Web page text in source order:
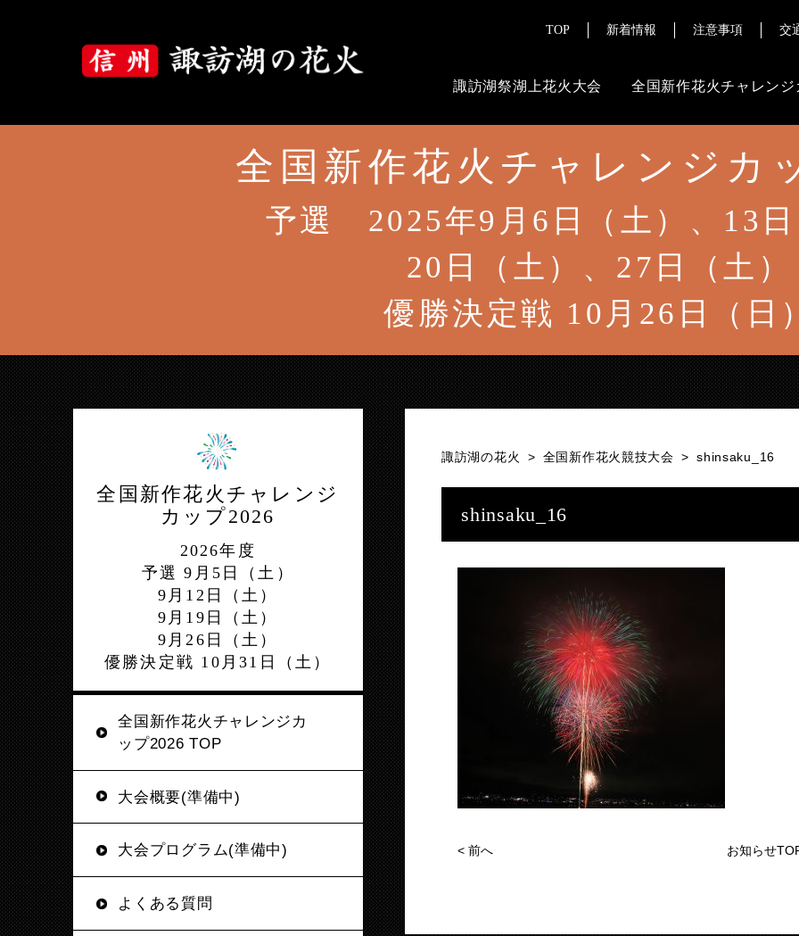
TOP 新着情報 注意事項 交
諏訪湖祭湖上花火大会
大会について
大会プログラム
ご来場にあたって
チケット販売情報
交通案内
注意事項
その
報道・メデ
全国新作花火チャレンジ
全国新作花火チャレンジカ
予選 2025年9月6日（土）、13
20日（土）、27日（土）
優勝決定戦 10月26日（日
諏訪湖の花火 > 全国新作花火競技大会 >shinsaku_16
shinsaku_16
< 前へ お知らせ
全国新作花火チャレンジ
カップ2026
2026年度
予選 9月5日（土）
9月12日（土）
9月19日（土）
9月26日（土）
優勝決定戦 10月31日（土）
全国新作花火チャレンジカ
ップ2026 TOP
大会概要(準備中)
大会プログラム(準備中)
よくある質問